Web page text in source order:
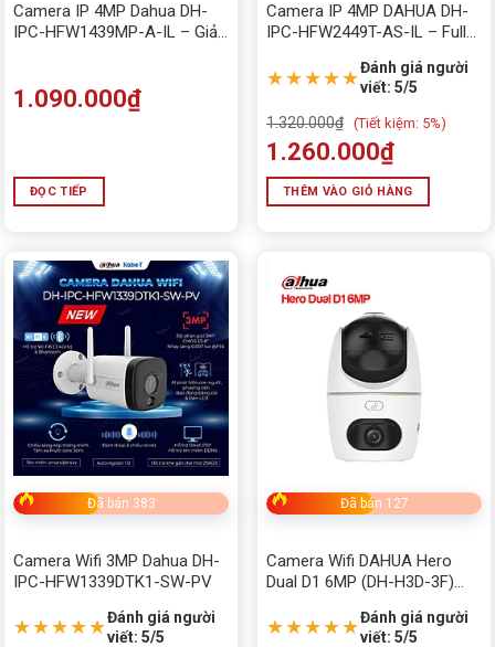
Camera IP 4MP Dahua DH-
IPC-HFW1439MP-A-IL – Giải
1.090.000₫
ĐỌC TIẾP
Camera IP 4MP DAHUA DH-
IPC-HFW2449T-AS-IL – Full
Minh, Nhận Diện Người & Xe
★★★★★Đánh giá người
viết: 5/5
1.320.000₫ (Tiết kiệm: 5%)
1.260.000₫
THÊM VÀO GIỎ HÀNG
Đã bán 383
Camera Wifi 3MP Dahua DH-
IPC-HFW1339DTK1-SW-PV
★★★★★Đánh giá người
viết: 5/5
Đã bán 127
Camera Wifi DAHUA Hero
Dual D1 6MP (DH-H3D-3F)
Lắk
★★★★★Đánh giá người
viết: 5/5